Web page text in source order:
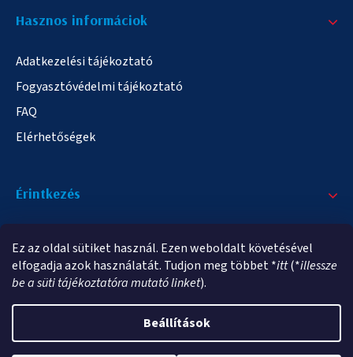
Ez az oldal sütiket használ. Ezen weboldalt követésével
elfogadja azok használatát. Tudjon meg többet *itt(*illessze
be a süti tájékoztatóra mutató linket).
Beállítások
Hasznos informáciok
Adatkezelési tájékoztató
Fogyasztóvédelmi tájékoztató
FAQ
Elérhetőségek
Érintkezés
info@elampa.hu
elampa.hu. Minden jog fenntartva.